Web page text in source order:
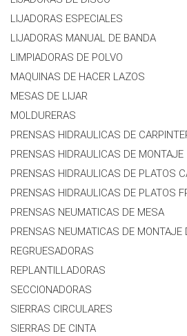
LIJADORAS ESPECIALES
LIJADORAS MANUAL DE BANDA
LIMPIADORAS DE POLVO
MAQUINAS DE HACER LAZOS
MESAS DE LIJAR
MOLDURERAS
PRENSAS HIDRAULICAS DE
PRENSAS HIDRAULICAS DE MONTAJE
PRENSAS HIDRAULICAS DE PLATOS
PRENSAS HIDRAULICAS DE PLATOS
PRENSAS NEUMATICAS DE MESA
PRENSAS NEUMATICAS DE MONTAJE
REGRUESADORAS
REPLANTILLADORAS
SECCIONADORAS
SIERRAS CIRCULARES
SIERRAS DE CINTA